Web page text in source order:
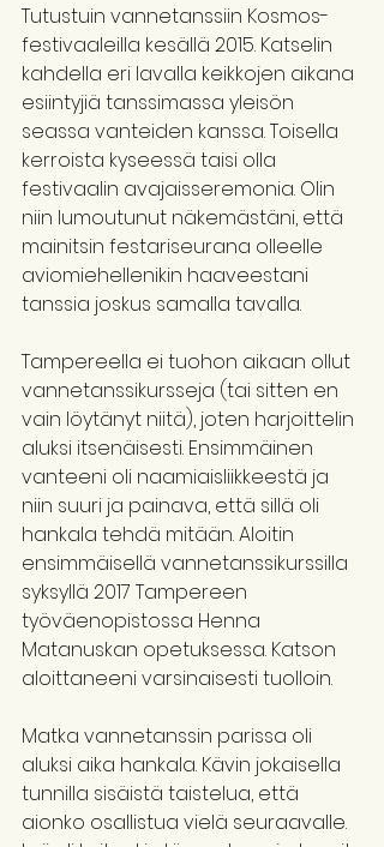
Tutustuin vannetanssiin Kosmos-
festivaaleilla kesällä 2015. Katselin
kahdella eri lavalla keikkojen aikana
esiintyjiä tanssimassa yleisön
seassa vanteiden kanssa. Toisella
kerroista kyseessä taisi olla
festivaalin avajaisseremonia. Olin
niin lumoutunut näkemästäni, että
mainitsin festariseurana olleelle
aviomiehellenikin haaveestani
tanssia joskus samalla tavalla.
Tampereella ei tuohon aikaan ollut
vannetanssikursseja (tai sitten en
vain löytänyt niitä), joten harjoittelin
aluksi itsenäisesti. Ensimmäinen
vanteeni oli naamiaisliikkeestä ja
niin suuri ja painava, että sillä oli
hankala tehdä mitään. Aloitin
ensimmäisellä vannetanssikurssilla
syksyllä 2017 Tampereen
työväenopistossa Henna
Matanuskan opetuksessa. Katson
aloittaneeni varsinaisesti tuolloin.
Matka vannetanssin parissa oli
aluksi aika hankala. Kävin jokaisella
tunnilla sisäistä taistelua, että
aionko osallistua vielä seuraavalle.